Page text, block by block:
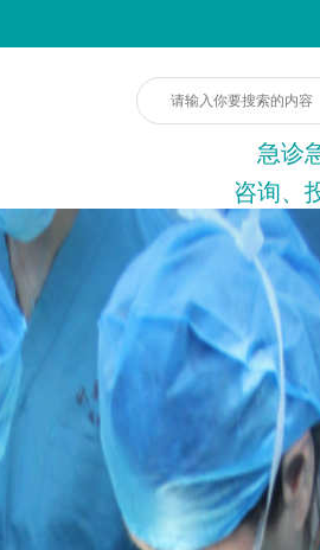
急诊
咨询、